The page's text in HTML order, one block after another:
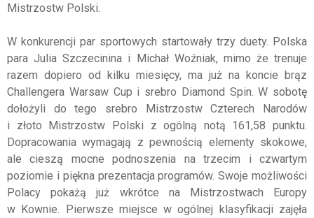
Mistrzostw Polski.
W konkurencji par sportowych startowały trzy duety. Polska
para Julia Szczecinina i Michał Woźniak, mimo że trenuje
razem dopiero od kilku miesięcy, ma już na koncie brąz
Challengera Warsaw Cup i srebro Diamond Spin. W sobotę
dołożyli do tego srebro Mistrzostw Czterech Narodów
i złoto Mistrzostw Polski z ogólną notą 161,58 punktu.
Dopracowania wymagają z pewnością elementy skokowe,
ale cieszą mocne podnoszenia na trzecim i czwartym
poziomie i piękna prezentacja programów. Swoje możliwości
Polacy pokażą już wkrótce na Mistrzostwach Europy
w Kownie. Pierwsze miejsce w ogólnej klasyfikacji zajęła